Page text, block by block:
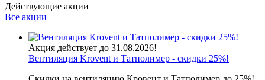
Действующие акции
Все акции
Акция действует до 31.08.2026!
Вентиляция Krovent и Татполимер - скидки 25%!